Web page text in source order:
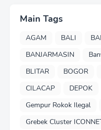
Main Tags
AGAM BALI
BANJARMASIN
BLITAR
BOGOR
CILACAP
DEPOK
Gempur Rokok Ilegal
Grebek Cluster